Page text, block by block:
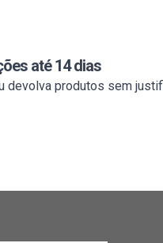
até 14 dias
devolva produtos sem